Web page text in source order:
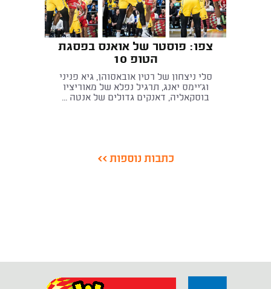
צפו: פוסטר של אואנס בפסגת
הטופ 10
סלי ניצחון של רטין אובאסוהן, גיא פניני
וג'יימס יאנג, תרגיל נפלא של מאוריציו
בוסקאליה, דאנקים גדולים של אנטה ...
כתבות נוספות >>